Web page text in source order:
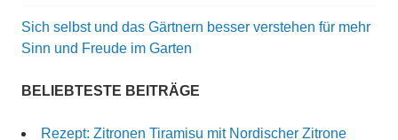
Sich selbst und das Gärtnern besser verstehen für mehr
Sinn und Freude im Garten
BELIEBTESTE BEITRÄGE
Rezept: Zitronen Tiramisu mit Nordischer Zitrone